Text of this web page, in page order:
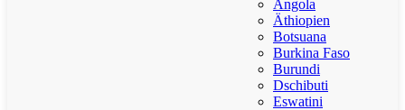
Angola
Äthiopien
Botsuana
Burkina Faso
Burundi
Dschibuti
Eswatini